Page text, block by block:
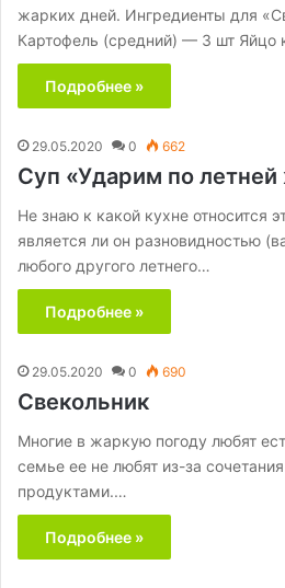
жарких дней. Ингредиенты для
Картофель (средний) — 3 шт Яйцо
Подробнее »
29.05.2020 0 662
Суп «Ударим по
Не знаю к какой кухне относится
является ли он разновидностью
любого другого летнего…
Подробнее »
29.05.2020 0 690
Свекольник
Многие в жаркую погоду любят
семье ее не любят из-за
продуктами.…
Подробнее »